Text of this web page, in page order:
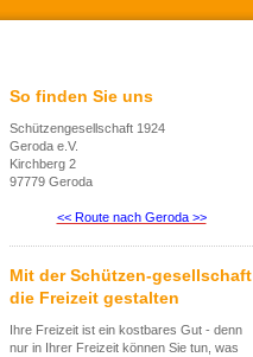
So finden Sie uns
Schützengesellschaft 1924
Geroda e.V.
Kirchberg 2
97779 Geroda
<< Route nach Geroda >>
Mit der Schützen-gesellschaft
die Freizeit gestalten
Ihre Freizeit ist ein kostbares Gut - denn
nur in Ihrer Freizeit können Sie tun, was